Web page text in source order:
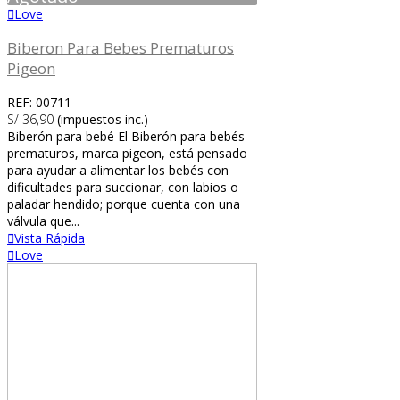
Love
Biberon Para Bebes Prematuros
Pigeon
REF: 00711
S/ 36,90 (impuestos inc.)
Biberón para bebé El Biberón para bebés
prematuros, marca pigeon, está pensado
para ayudar a alimentar los bebés con
dificultades para succionar, con labios o
paladar hendido; porque cuenta con una
válvula que...
Vista Rápida
Love